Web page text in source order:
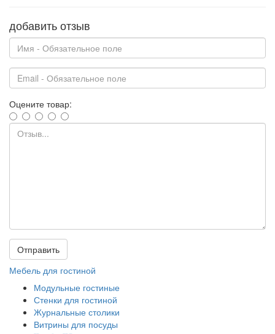
добавить отзыв
Оцените товар:
Отправить
Мебель для гостиной
Модульные гостиные
Стенки для гостиной
Журнальные столики
Витрины для посуды